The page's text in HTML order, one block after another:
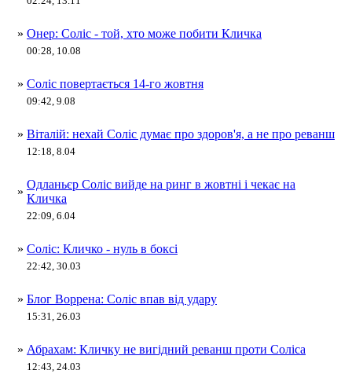
» Онер: Соліс - той, хто може побити Кличка
00:28, 10.08
» Соліс повертається 14-го жовтня
09:42, 9.08
» Віталій: нехай Соліс думає про здоров'я, а не про реванш
12:18, 8.04
»
Одланьєр Соліс вийде на ринг в жовтні і чекає на
Кличка
22:09, 6.04
» Соліс: Кличко - нуль в боксі
22:42, 30.03
» Блог Воррена: Соліс впав від удару
15:31, 26.03
» Абрахам: Кличку не вигідний реванш проти Соліса
12:43, 24.03